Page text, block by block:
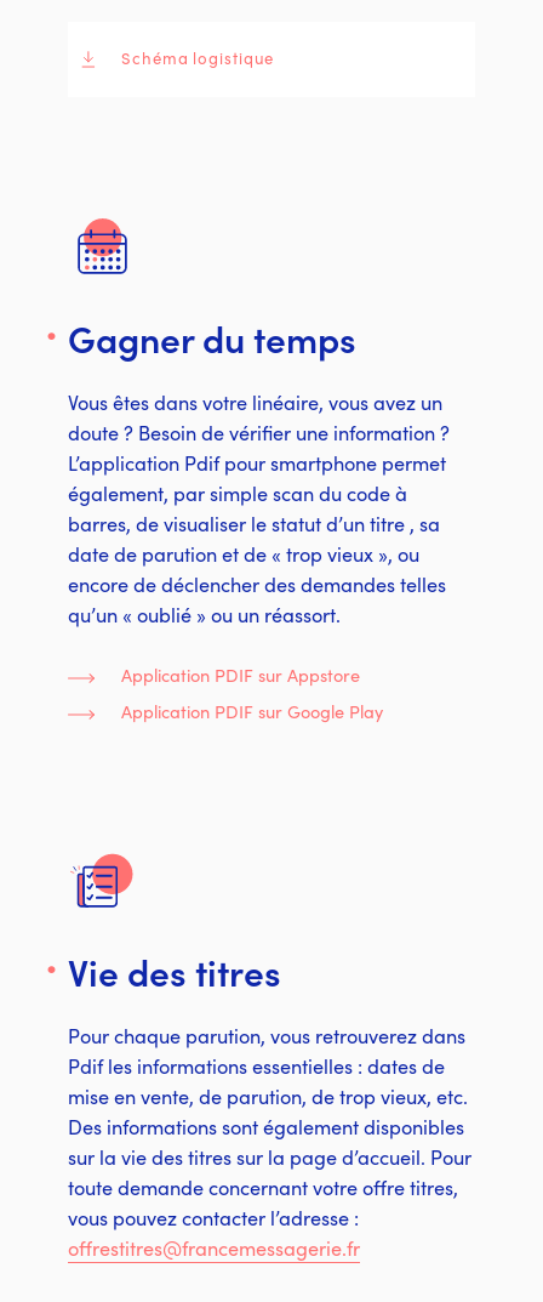
Schéma logistique
Gagner du temps
Vous êtes dans votre linéaire, vous avez un
doute ? Besoin de vérifier une information ?
L’application Pdif pour smartphone permet
également, par simple scan du code à
barres, de visualiser le statut d’un titre , sa
date de parution et de « trop vieux », ou
encore de déclencher des demandes telles
qu’un « oublié » ou un réassort.
Application PDIF sur Appstore
Application PDIF sur Google Play
Vie des titres
Pour chaque parution, vous retrouverez dans
Pdif les informations essentielles : dates de
mise en vente, de parution, de trop vieux, etc.
Des informations sont également disponibles
sur la vie des titres sur la page d’accueil. Pour
toute demande concernant votre offre titres,
vous pouvez contacter l’adresse :
offrestitres@francemessagerie.fr